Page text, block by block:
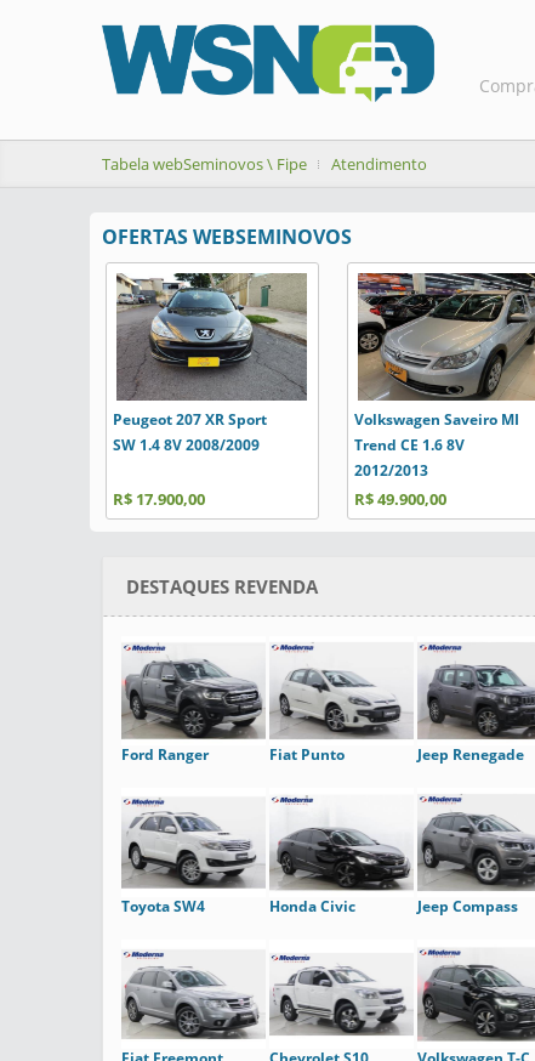
Tabela webSeminovos \ Fipe Atendimento
OFERTAS WEBSEMINOVOS
Peugeot 207 XR Sport
SW 1.4 8V 2008/2009
R$ 17.900,00
Volkswagen Saveiro MI
Trend CE 1.6 8V
2012/2013
R$ 49.900,00
DESTAQUES REVENDA
Ford Ranger Fiat Punto Jeep Renegade
Toyota SW4 Honda Civic Jeep Compass